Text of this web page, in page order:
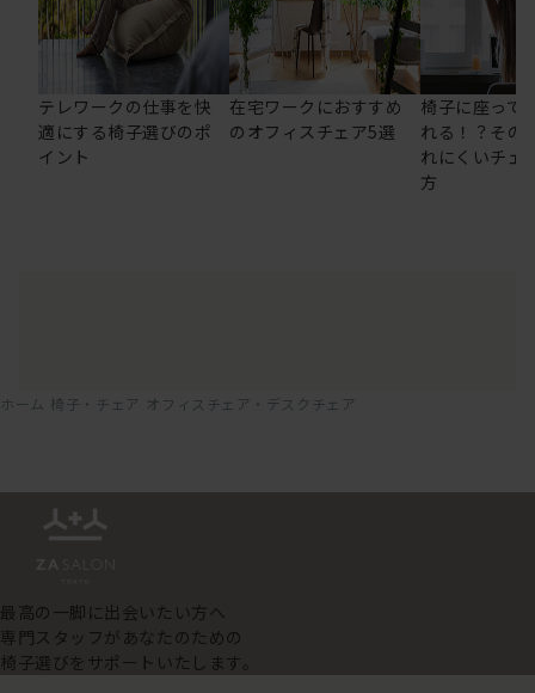
テレワークの仕事を快
適にする椅子選びのポ
イント
在宅ワークにおすすめ
のオフィスチェア5選
椅子に座って
れる！？その
れにくいチェ
方
ホーム 椅子・チェア オフィスチェア・デスクチェア
最高の一脚に出会いたい方へ
専門スタッフがあなたのための
椅子選びをサポートいたします。